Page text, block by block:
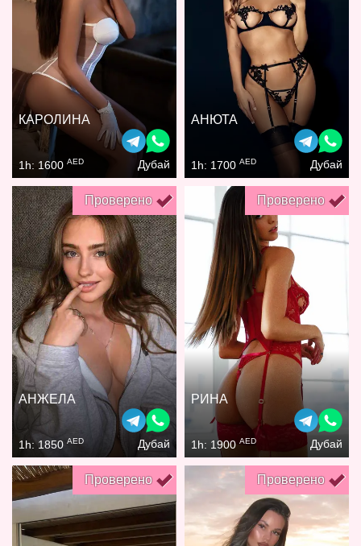
КАРОЛИНА
1h: 1600 AED Дубай
АНЮТА
1h: 1700 AED Дубай
Проверено
АНЖЕЛА
1h: 1850 AED Дубай
Проверено
РИНА
1h: 1900 AED Дубай
Проверено Проверено